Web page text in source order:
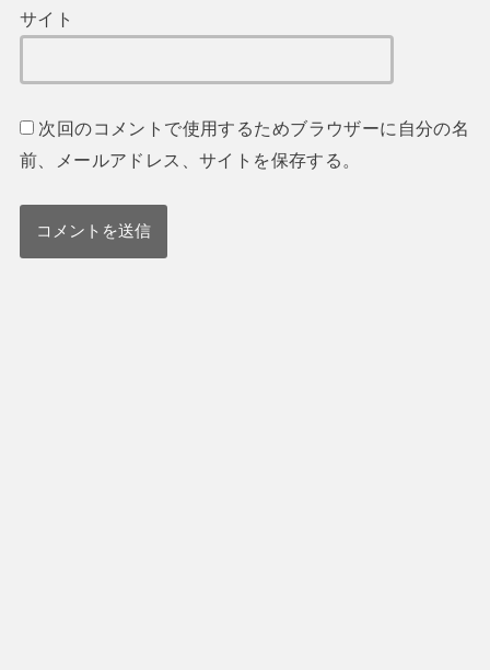
サイト
次回のコメントで使用するためブラウザーに自分の名
前、メールアドレス、サイトを保存する。